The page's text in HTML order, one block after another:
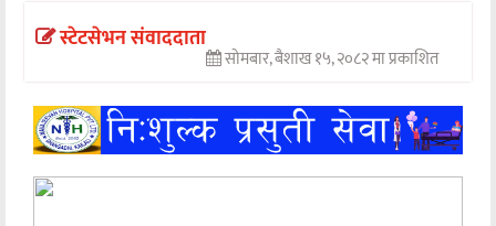
मनोरञ्जन
स्टेटसेभन संवाददाता
सोमबार, बैशाख १५, २०८२ मा प्रकाशित